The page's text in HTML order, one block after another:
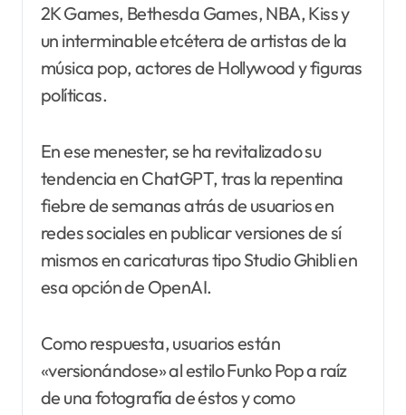
2K Games, Bethesda Games, NBA, Kiss y
un interminable etcétera de artistas de la
música pop, actores de Hollywood y figuras
políticas.
En ese menester, se ha revitalizado su
tendencia en ChatGPT, tras la repentina
fiebre de semanas atrás de usuarios en
redes sociales en publicar versiones de sí
mismos en caricaturas tipo Studio Ghibli en
esa opción de OpenAI.
Como respuesta, usuarios están
«versionándose» al estilo Funko Pop a raíz
de una fotografía de éstos y como